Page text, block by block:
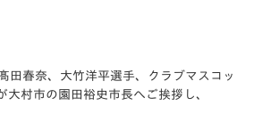
田春奈、大竹洋平選手、クラブマスコッ
大村市の園田裕史市長へご挨拶し、